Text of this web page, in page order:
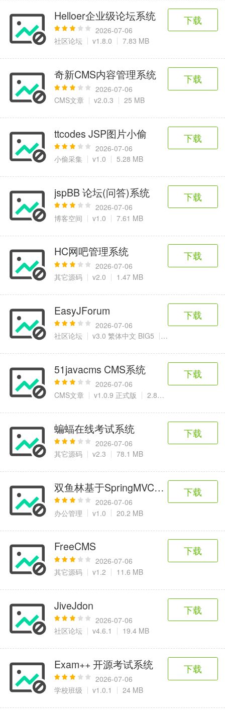
Helloer企业级论坛系统
2026-07-06
社区论坛
v1.8.0 7.83 MB
下载
奇新CMS内容管理系统
2026-07-06
CMS文章
v2.0.3 25 MB
下载
ttcodes JSP图片小偷
2026-07-06
小偷采集
v1.0 5.28 MB
下载
jspBB 论坛(问答)系统
2026-07-06
博客空间
v1.0 7.61 MB
下载
HC网吧管理系统
2026-07-06
其它源码
v2.0 1.47 MB
下载
EasyJForum
2026-07-06
社区论坛
v3.0 繁体中文 BIG5 4.75 MB
下载
51javacms CMS系统
2026-07-06
CMS文章
v1.0.9 正式版 2.89 MB
下载
蝙蝠在线考试系统
2026-07-06
其它源码
v2.3 78.1 MB
下载
双鱼林基于SpringMVC图书信息管理
2026-07-06
办公管理
v1.0 20.2 MB
下载
FreeCMS
2026-07-06
其它源码
v1.2 11.6 MB
下载
JiveJdon
2026-07-06
社区论坛
v4.6.1 19.4 MB
下载
Exam++ 开源考试系统
2026-07-06
学校班级
v1.0.1 24 MB
下载